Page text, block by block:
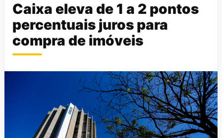
Caixa eleva de 1 a 2 pontos
percentuais juros para
compra de imóveis